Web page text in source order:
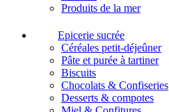
Produits de la mer
Epicerie sucrée
Céréales petit-déjeûner
Pâte et purée à tartiner
Biscuits
Chocolats & Confiseries
Desserts & compotes